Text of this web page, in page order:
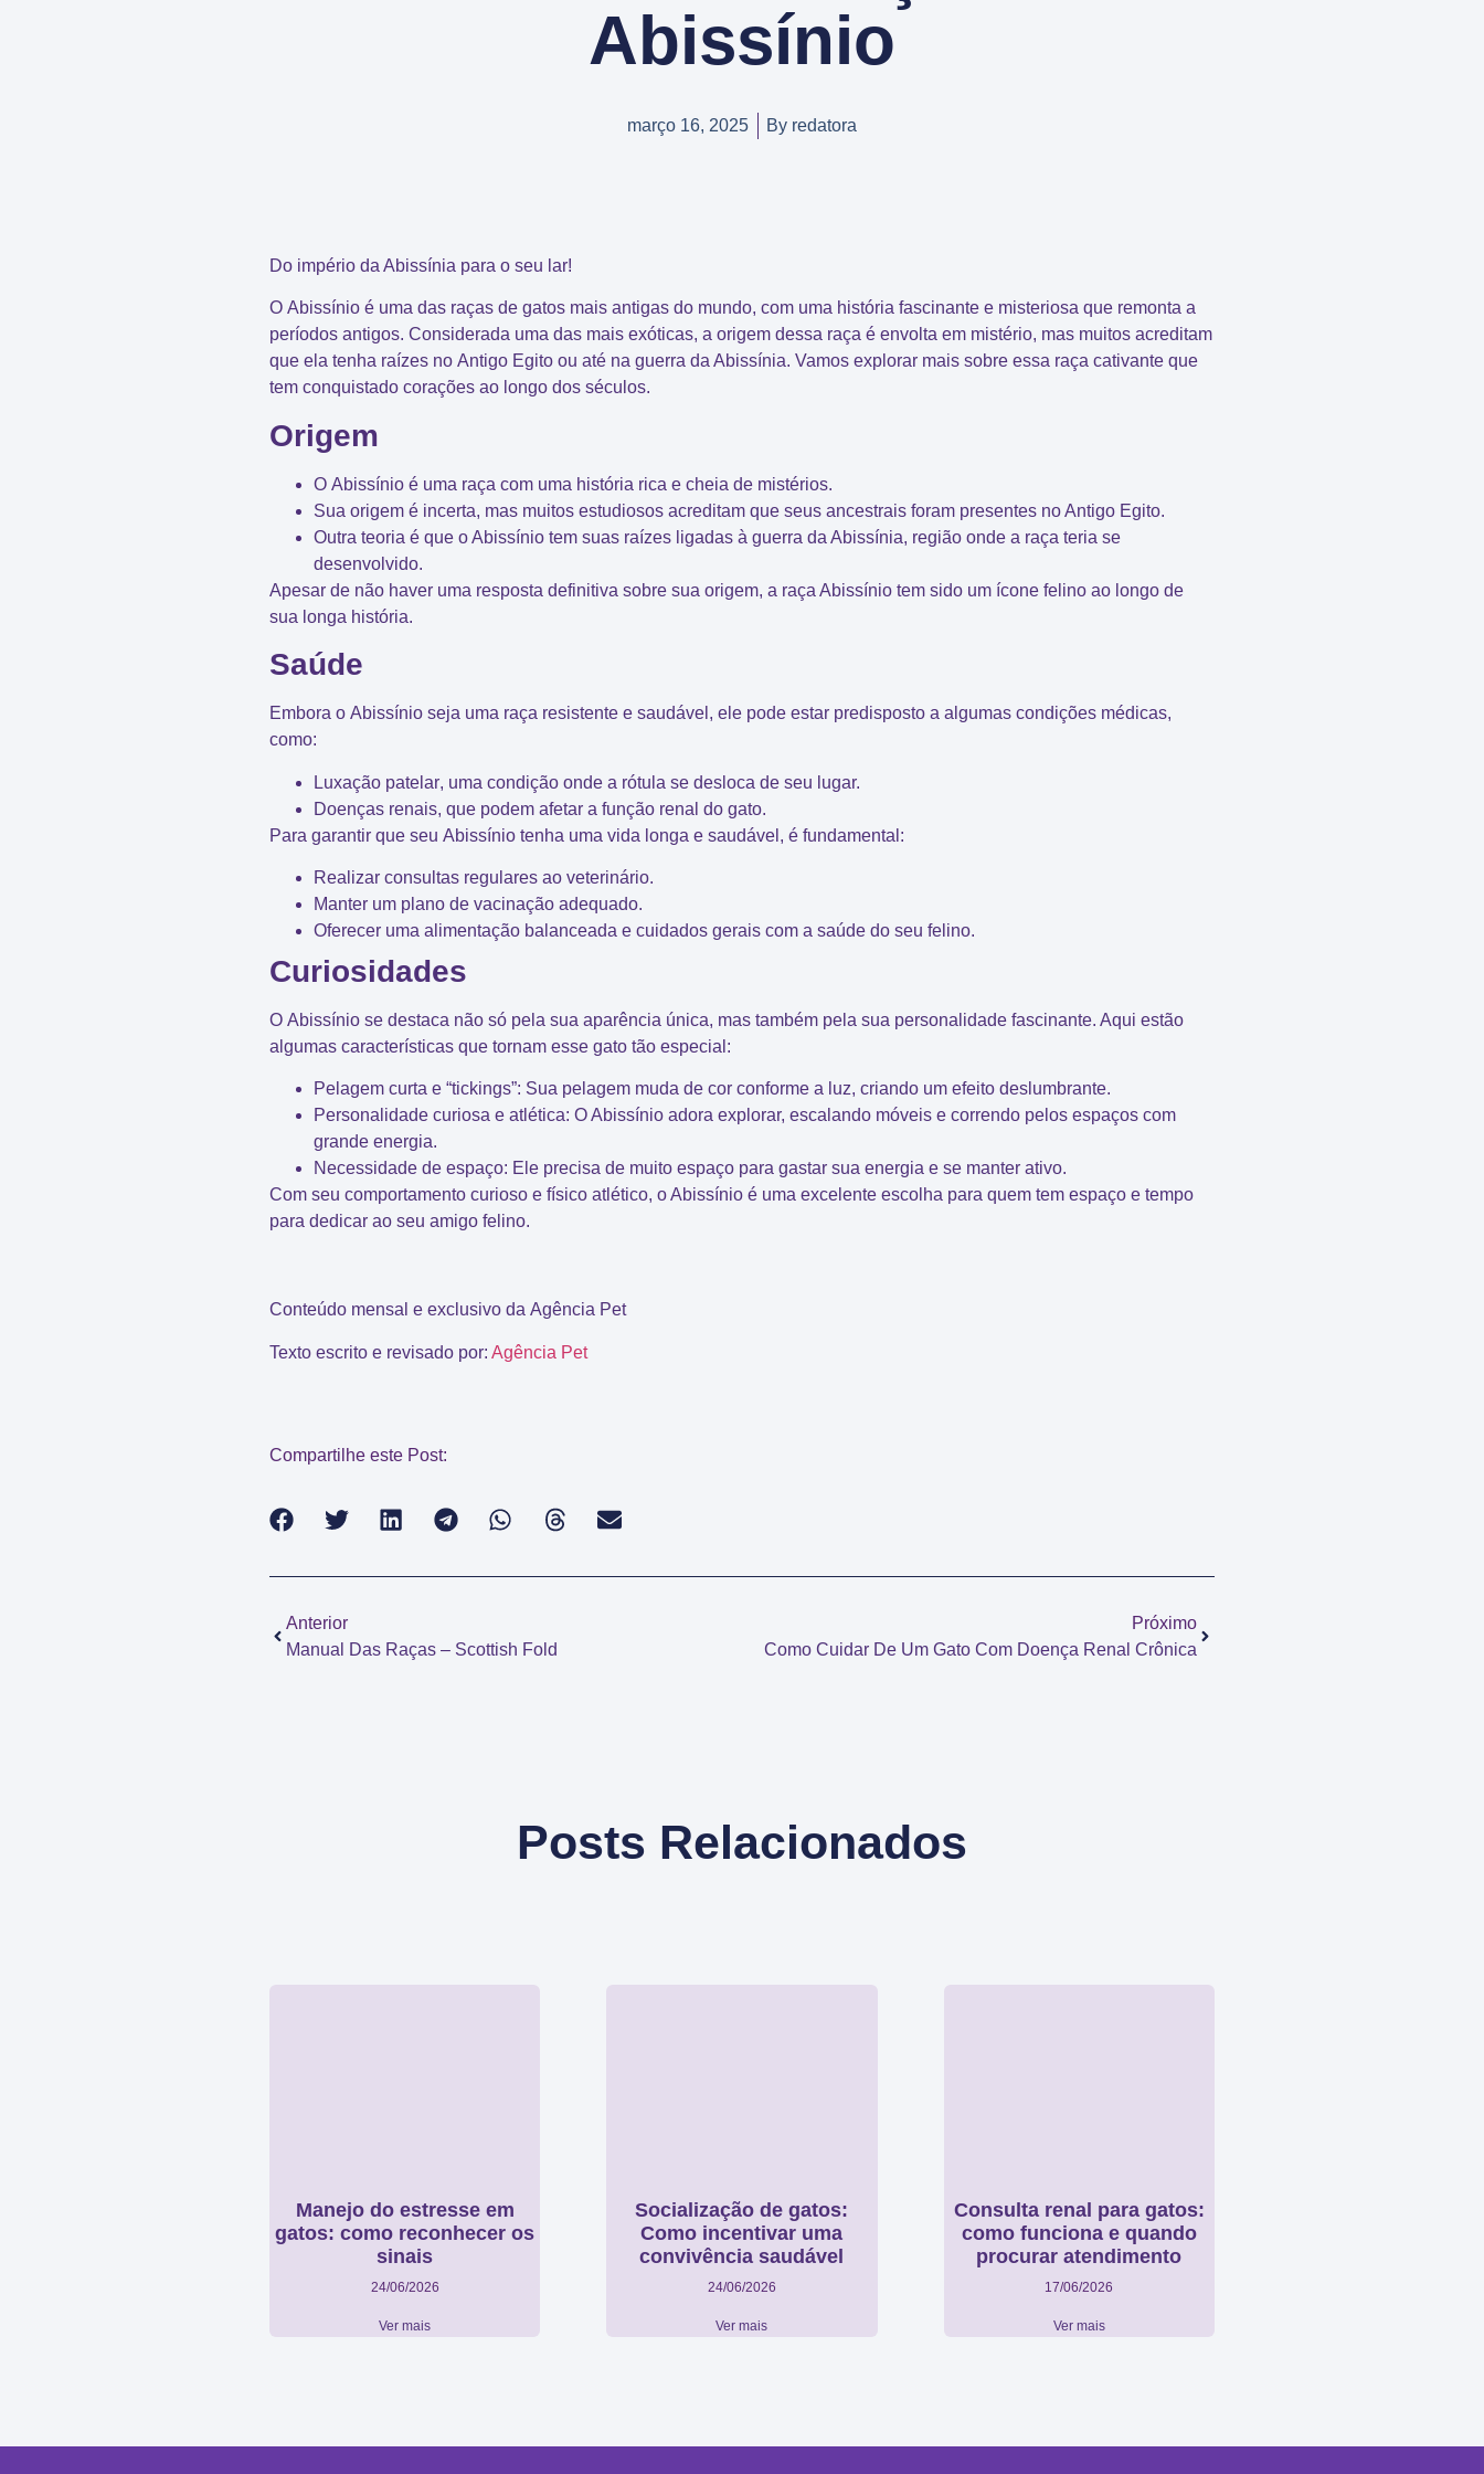
Abissínio
março 16, 2025 By redatora
Do império da Abissínia para o seu lar!
O Abissínio é uma das raças de gatos mais antigas do mundo, com uma história fascinante e misteriosa que remonta a
períodos antigos. Considerada uma das mais exóticas, a origem dessa raça é envolta em mistério, mas muitos acreditam
que ela tenha raízes no Antigo Egito ou até na guerra da Abissínia. Vamos explorar mais sobre essa raça cativante que
tem conquistado corações ao longo dos séculos.
Origem
O Abissínio é uma raça com uma história rica e cheia de mistérios.
Sua origem é incerta, mas muitos estudiosos acreditam que seus ancestrais foram presentes no Antigo Egito.
Outra teoria é que o Abissínio tem suas raízes ligadas à guerra da Abissínia, região onde a raça teria se
desenvolvido.
Apesar de não haver uma resposta definitiva sobre sua origem, a raça Abissínio tem sido um ícone felino ao longo de
sua longa história.
Saúde
Embora o Abissínio seja uma raça resistente e saudável, ele pode estar predisposto a algumas condições médicas,
como:
Luxação patelar, uma condição onde a rótula se desloca de seu lugar.
Doenças renais, que podem afetar a função renal do gato.
Para garantir que seu Abissínio tenha uma vida longa e saudável, é fundamental:
Realizar consultas regulares ao veterinário.
Manter um plano de vacinação adequado.
Oferecer uma alimentação balanceada e cuidados gerais com a saúde do seu felino.
Curiosidades
O Abissínio se destaca não só pela sua aparência única, mas também pela sua personalidade fascinante. Aqui estão
algumas características que tornam esse gato tão especial:
Pelagem curta e “tickings”: Sua pelagem muda de cor conforme a luz, criando um efeito deslumbrante.
Personalidade curiosa e atlética: O Abissínio adora explorar, escalando móveis e correndo pelos espaços com
grande energia.
Necessidade de espaço: Ele precisa de muito espaço para gastar sua energia e se manter ativo.
Com seu comportamento curioso e físico atlético, o Abissínio é uma excelente escolha para quem tem espaço e tempo
para dedicar ao seu amigo felino.
Conteúdo mensal e exclusivo da Agência Pet
Texto escrito e revisado por: Agência Pet
Compartilhe este Post:
Anterior
Manual Das Raças – Scottish Fold
Próximo
Como Cuidar De Um Gato Com Doença Renal Crônica
Posts Relacionados
Manejo do estresse em
gatos: como reconhecer os
sinais
24/06/2026
Ver mais
Socialização de gatos:
Como incentivar uma
convivência saudável
24/06/2026
Ver mais
Consulta renal para gatos:
como funciona e quando
procurar atendimento
17/06/2026
Ver mais